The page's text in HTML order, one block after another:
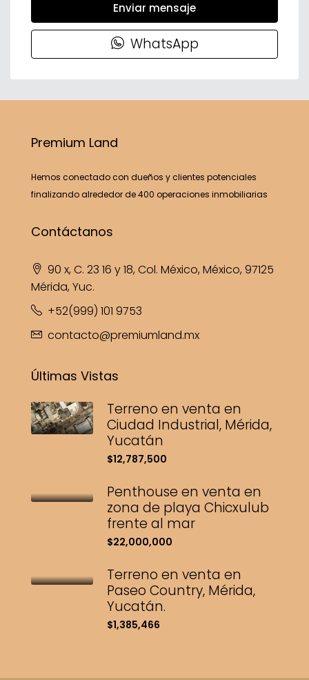
Enviar mensaje
WhatsApp
Premium Land
Hemos conectado con dueños y clientes potenciales
finalizando alrededor de 400 operaciones inmobiliarias
Contáctanos
90 x, C. 23 16 y 18, Col. México, México, 97125
Mérida, Yuc.
+52(999) 101 9753
contacto@premiumland.mx
Últimas Vistas
Terreno en venta en
Ciudad Industrial, Mérida,
Yucatán
$12,787,500
Penthouse en venta en
zona de playa Chicxulub
frente al mar
$22,000,000
Terreno en venta en
Paseo Country, Mérida,
Yucatán.
$1,385,466